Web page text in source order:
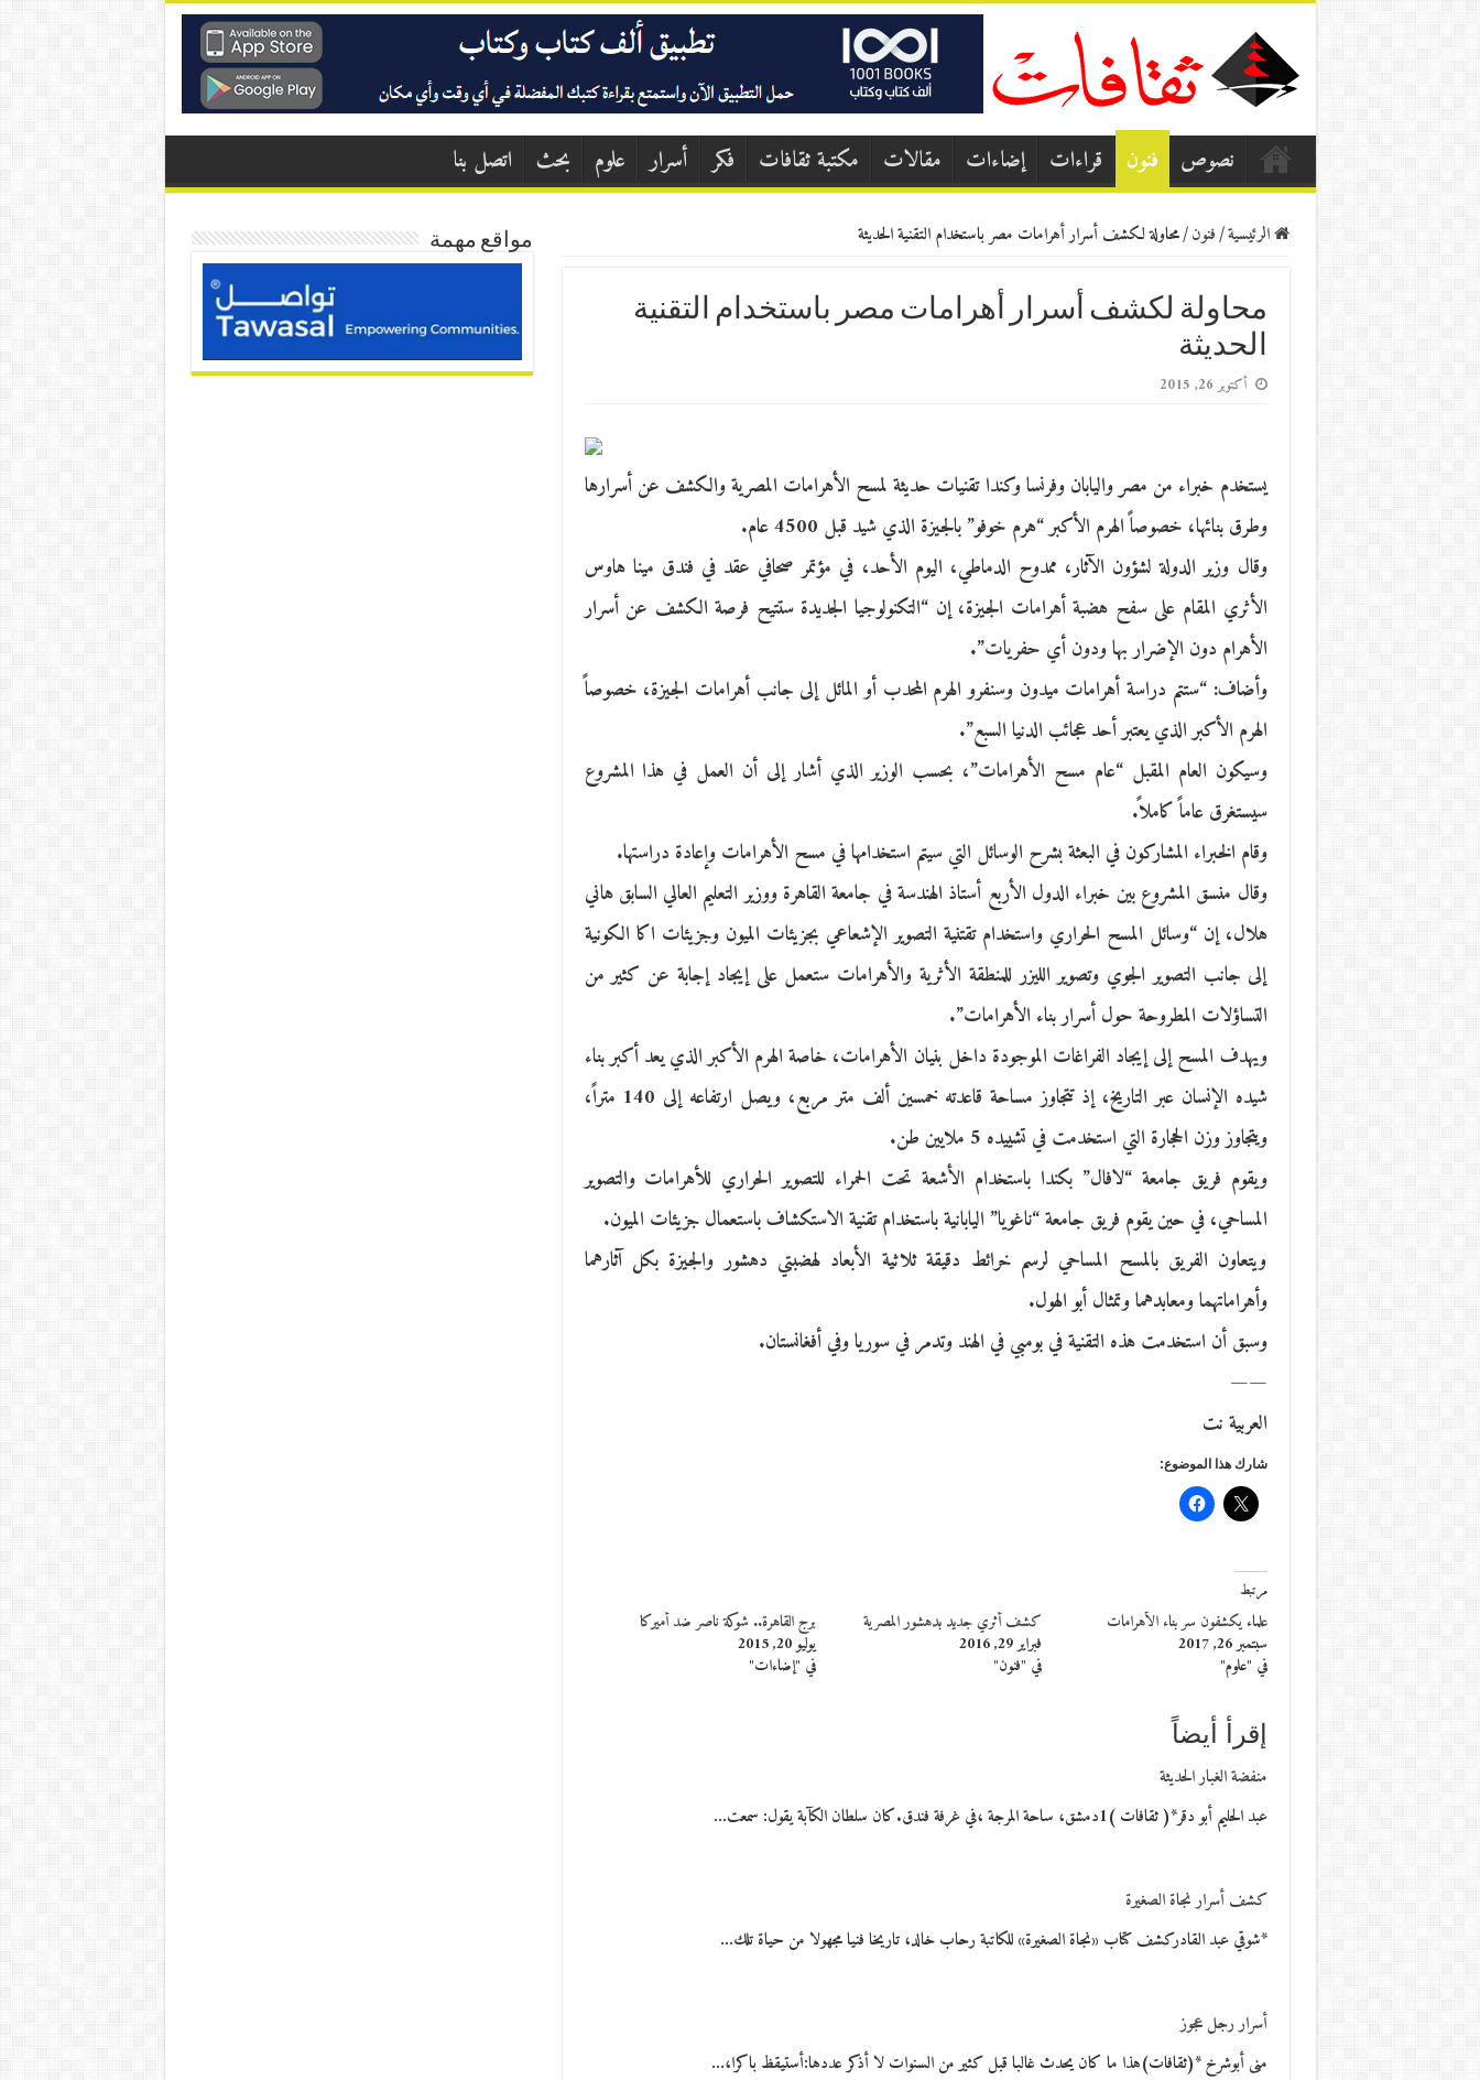
نصوص فنون قراءات إضاءات مقالات مكتبة ثقافات فكر أسرار علوم بحث اتصل بنا
الرئيسية/فنون/محاولة لكشف أسرار أهرامات مصر باستخدام التقنية الحديثة
محاولة لكشف أسرار أهرامات مصر باستخدام التقنية
الحديثة
أكتوبر 26, 2015
يستخدم خبراء من مصر واليابان وفرنسا وكندا تقنيات حديثة لمسح الأهرامات المصرية والكشف عن أسرارها
وطرق بنائها، خصوصاً الهرم الأكبر “هرم خوفو” بالجيزة الذي شيد قبل 4500 عام.
وقال وزير الدولة لشؤون الآثار، ممدوح الدماطي، اليوم الأحد، في مؤتمر صحافي عقد في فندق مينا هاوس
الأثري المقام على سفح هضبة أهرامات الجيزة، إن “التكنولوجيا الجديدة ستتيح فرصة الكشف عن أسرار
الأهرام دون الإضرار بها ودون أي حفريات”.
وأضاف: “ستتم دراسة أهرامات ميدون وسنفرو الهرم المحدب أو المائل إلى جانب أهرامات الجيزة، خصوصاً
الهرم الأكبر الذي يعتبر أحد عجائب الدنيا السبع”.
وسيكون العام المقبل “عام مسح الأهرامات”، بحسب الوزير الذي أشار إلى أن العمل في هذا المشروع
سيستغرق عاماً كاملاً.
وقام الخبراء المشاركون في البعثة بشرح الوسائل التي سيتم استخدامها في مسح الأهرامات وإعادة دراستها.
وقال منسق المشروع بين خبراء الدول الأربع أستاذ الهندسة في جامعة القاهرة ووزير التعليم العالي السابق هاني
هلال، إن “وسائل المسح الحراري واستخدام تقتنية التصوير الإشعاعي بجزيئات الميون وجزيئات اكا الكونية
إلى جانب التصوير الجوي وتصوير الليزر للمنطقة الأثرية والأهرامات ستعمل على إيجاد إجابة عن كثير من
التساؤلات المطروحة حول أسرار بناء الأهرامات”.
ويهدف المسح إلى إيجاد الفراغات الموجودة داخل بنيان الأهرامات، خاصة الهرم الأكبر الذي يعد أكبر بناء
شيده الإنسان عبر التاريخ، إذ تتجاوز مساحة قاعدته خمسين ألف متر مربع، ويصل ارتفاعه إلى 140 متراً،
ويتجاوز وزن الحجارة التي استخدمت في تشييده 5 ملايين طن.
ويقوم فريق جامعة “لافال” بكندا باستخدام الأشعة تحت الحمراء للتصوير الحراري للأهرامات والتصوير
المساحي، في حين يقوم فريق جامعة “ناغويا” اليابانية باستخدام تقنية الاستكشاف باستعمال جزيئات الميون.
ويتعاون الفريق بالمسح المساحي لرسم خرائط دقيقة ثلاثية الأبعاد لهضبتي دهشور والجيزة بكل آثارهما
وأهراماتهما ومعابدهما وتمثال أبو الهول.
وسبق أن استخدمت هذه التقنية في بومبي في الهند وتدمر في سوريا وفي أفغانستان.
——
العربية نت
شارك هذا الموضوع:
مرتبط
علماء يكشفون سر بناء الأهرامات
سبتمبر 26, 2017
في "علوم"
كشف أثري جديد بدهشور المصرية
فبراير 29, 2016
في "فنون"
برج القاهرة.. شوكة ناصر ضد أميركا
يوليو 20, 2015
في "إضاءات"
إقرأ أيضاً
منفضة الغبار الحديثة
عبد الحليم أبو دقر*( ثقافات )1دمشق، ساحة المرجة ،في غرفة فندق.كان سلطان الكآبة يقول: سمعت…
كشف أسرار نجاة الصغيرة
*شوقي عبد القادركشف كتاب «نجاة الصغيرة» للكاتبة رحاب خالد، تاريخا فنيا مجهولا من حياة تلك…
أسرار رجل عجوز
منى أبوشرخ *(ثقافات)هذا ما كان يحدث غالبا قبل كثير من السنوات لا أذكر عددها:أستيقظ باكرا،…
مواقع مهمة